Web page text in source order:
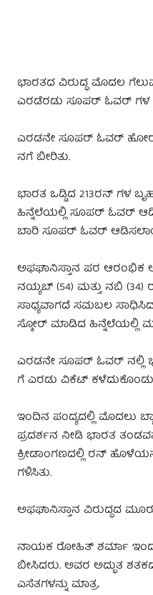
ಭಾರತದ ವಿರುದ್ಧ ಮೊದಲ
ಎರಡೆರಡು ಸೂಪರ್ ಓವರ್ ಗಳ
ಎರಡನೇ ಸೂಪರ್ ಓವರ್
ನಗೆ ಬೀರಿತು.
ಭಾರತ ಒಡ್ಡಿದ 213ರನ್ ಗಳ
ಹಿನ್ನೆಲೆಯಲ್ಲಿ ಸೂಪರ್ ಓವರ್
ಬಾರಿ ಸೂಪರ್ ಓವರ್
ಅಫಘಾನಿಸ್ತಾನ ಪರ ಆರಂಭಿಕ
ನಯ್ಯಬ್ (54) ಮತ್ತು ನಬಿ (34)
ಸಾಧ್ಯವಾಗದೆ ಸಮಬಲ‌
ಸ್ಕೋರ್ ಮಾಡಿದ ಹಿನ್ನೆಲೆಯಲ್ಲಿ
ಎರಡನೇ ಸೂಪರ್ ಓವರ್ ನಲ್ಲಿ
ಗೆ ಎರಡು ವಿಕೆಟ್
ಇಂದಿನ ಪಂದ್ಯದಲ್ಲಿ ಮೊದಲು
ಪ್ರದರ್ಶನ ನೀಡಿ ಭಾರತ
ಕ್ರೀಡಾಂಗಣದಲ್ಲಿ ರನ್
ಗಳಿಸಿತು.
ಅಫಘಾನಿಸ್ತಾನ‌ ವಿರುದ್ಧದ
ನಾಯಕ ರೋಹಿತ್ ಶರ್ಮಾ
ಬೀಸಿದರು. ಅವರ ಅದ್ಭುತ
ಎಸೆತಗಳನ್ನು ಮಾತ್ರ.